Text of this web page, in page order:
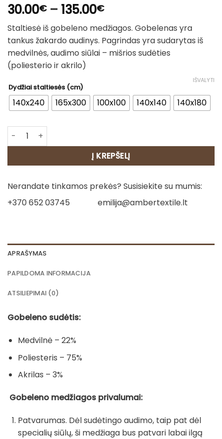
30.00€ – 135.00€Price
range:
30.00€
through
135.00€
Staltiesė iš gobeleno medžiagos. Gobelenas yra
tankus žakardo audinys. Pagrindas yra sudarytas iš
medvilnės, audimo siūlai – mišrios sudėties
(poliesterio ir akrilo)
Dydžiai staltiesės (cm)
140x240 165x300 100x100 140x140 140x180
IŠVALYTI
produkto kiekis: Staltiesė - Kalėdos grįžta namo
Į KREPŠELĮ
Nerandate tinkamos prekės? Susisiekite su mumis:
+370 652 03745
emilija@ambertextile.lt
APRAŠYMAS
PAPILDOMA INFORMACIJA
ATSILIEPIMAI (0)
Gobeleno sudėtis:
Medvilnė – 22%
Poliesteris – 75%
Akrilas – 3%
Gobeleno medžiagos privalumai:
Patvarumas. Dėl sudėtingo audimo, taip pat dėl
specialių siūlų, ši medžiaga bus patvari labai ilgą